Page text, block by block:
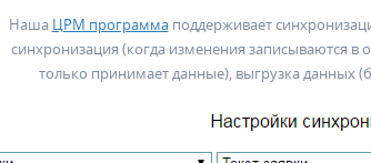
Наша ЦРМ программаподдерживает
синхронизация (когда изменения записываются в
только принимает данные), выгрузка данных